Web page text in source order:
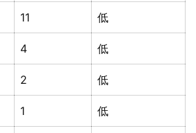
11 低
4 低
2 低
1 低